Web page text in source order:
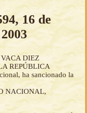
16 de
DIEZ
REPÚBLICA
ha sancionado la
NACIONAL,